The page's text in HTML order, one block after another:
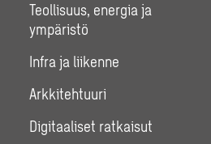
Teollisuus, energia ja
ympäristö
Infra ja liikenne
Arkkitehtuuri
Digitaaliset ratkaisut